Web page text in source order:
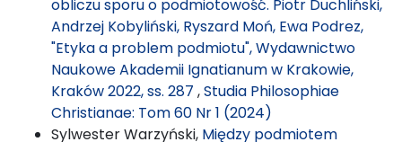
obliczu sporu o podmiotowość. Piotr Duchliński,
Andrzej Kobyliński, Ryszard Moń, Ewa Podrez,
"Etyka a problem podmiotu", Wydawnictwo
Naukowe Akademii Ignatianum w Krakowie,
Kraków 2022, ss. 287 ,Studia Philosophiae
Christianae: Tom 60 Nr 1 (2024)
Sylwester Warzyński, Między podmiotem